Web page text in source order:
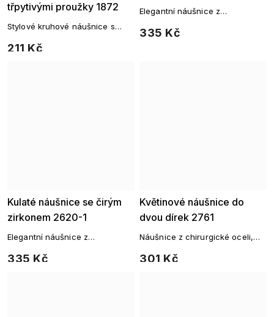
třpytivými proužky 1872
211 Kč
Stylové kruhové náušnice s
odolné chirurgické oceli.
335 Kč
Elegantní náušnice z
černým zirkonem a drobnými
Kulaté náušnice se čirým
zirkonem 2620-1
335 Kč
Elegantní náušnice z
osázené čirým zirkonem a
Květinové náušnice do
dvou dírek 2761
301 Kč
Náušnice z chirurgické oceli,
řetízkem (čtyřlístek).